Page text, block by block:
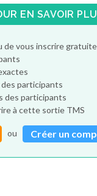
EN SAVOIR
de vous inscrire
participants
des participants
à cette sortie TMS
ou Créer un